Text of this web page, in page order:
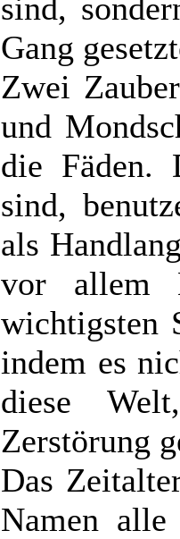
sind,
Gang
Zwei
und
die Fäden.
sind,
als
vor allem
wichtigsten
indem es
diese
Zerstörung
Das
Namen